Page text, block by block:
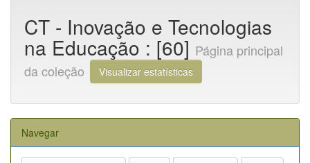
CT - Inovação e Tecnologias
na Educação : [60] Página principal
da coleção
Visualizar estatísticas
Navegar